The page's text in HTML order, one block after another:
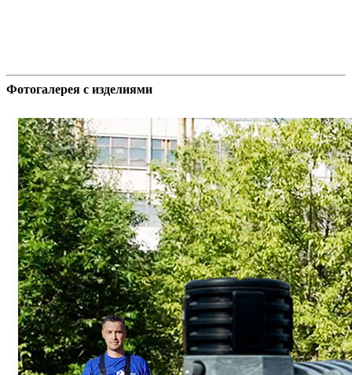
Фотогалерея с изделиями